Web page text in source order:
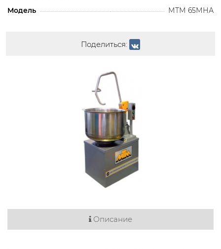
Модель
МТМ 65МНА
Поделиться:
Описание